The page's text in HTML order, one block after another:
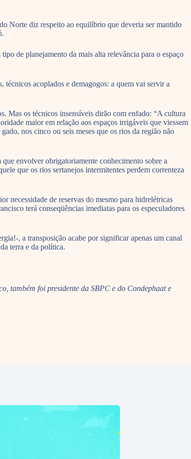
Norte diz respeito ao equilíbrio que deveria ser mantido
de planejamento da mais alta relevância para o espaço
técnicos acoplados e demagogos: a quem vai servir a
Mas os técnicos insensíveis dirão com enfado: “A cultura
maior em relação aos espaços irrigáveis que viessem
nos cinco ou seis meses que os rios da região não
envolver obrigatoriamente conhecimento sobre a
que os rios sertanejos intermitentes perdem correnteza
necessidade de reservas do mesmo para hidrelétricas
terá conseqüências imediatas para os especuladores
, a transposição acabe por significar apenas um canal
terra e da política.
também foi presidente da SBPC e do Condephaat e